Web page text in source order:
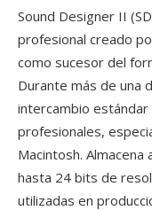
Sound Designer II
profesional creado
como sucesor del
Durante más de una
intercambio
profesionales,
Macintosh. Almacena
hasta 24 bits de
utilizadas en